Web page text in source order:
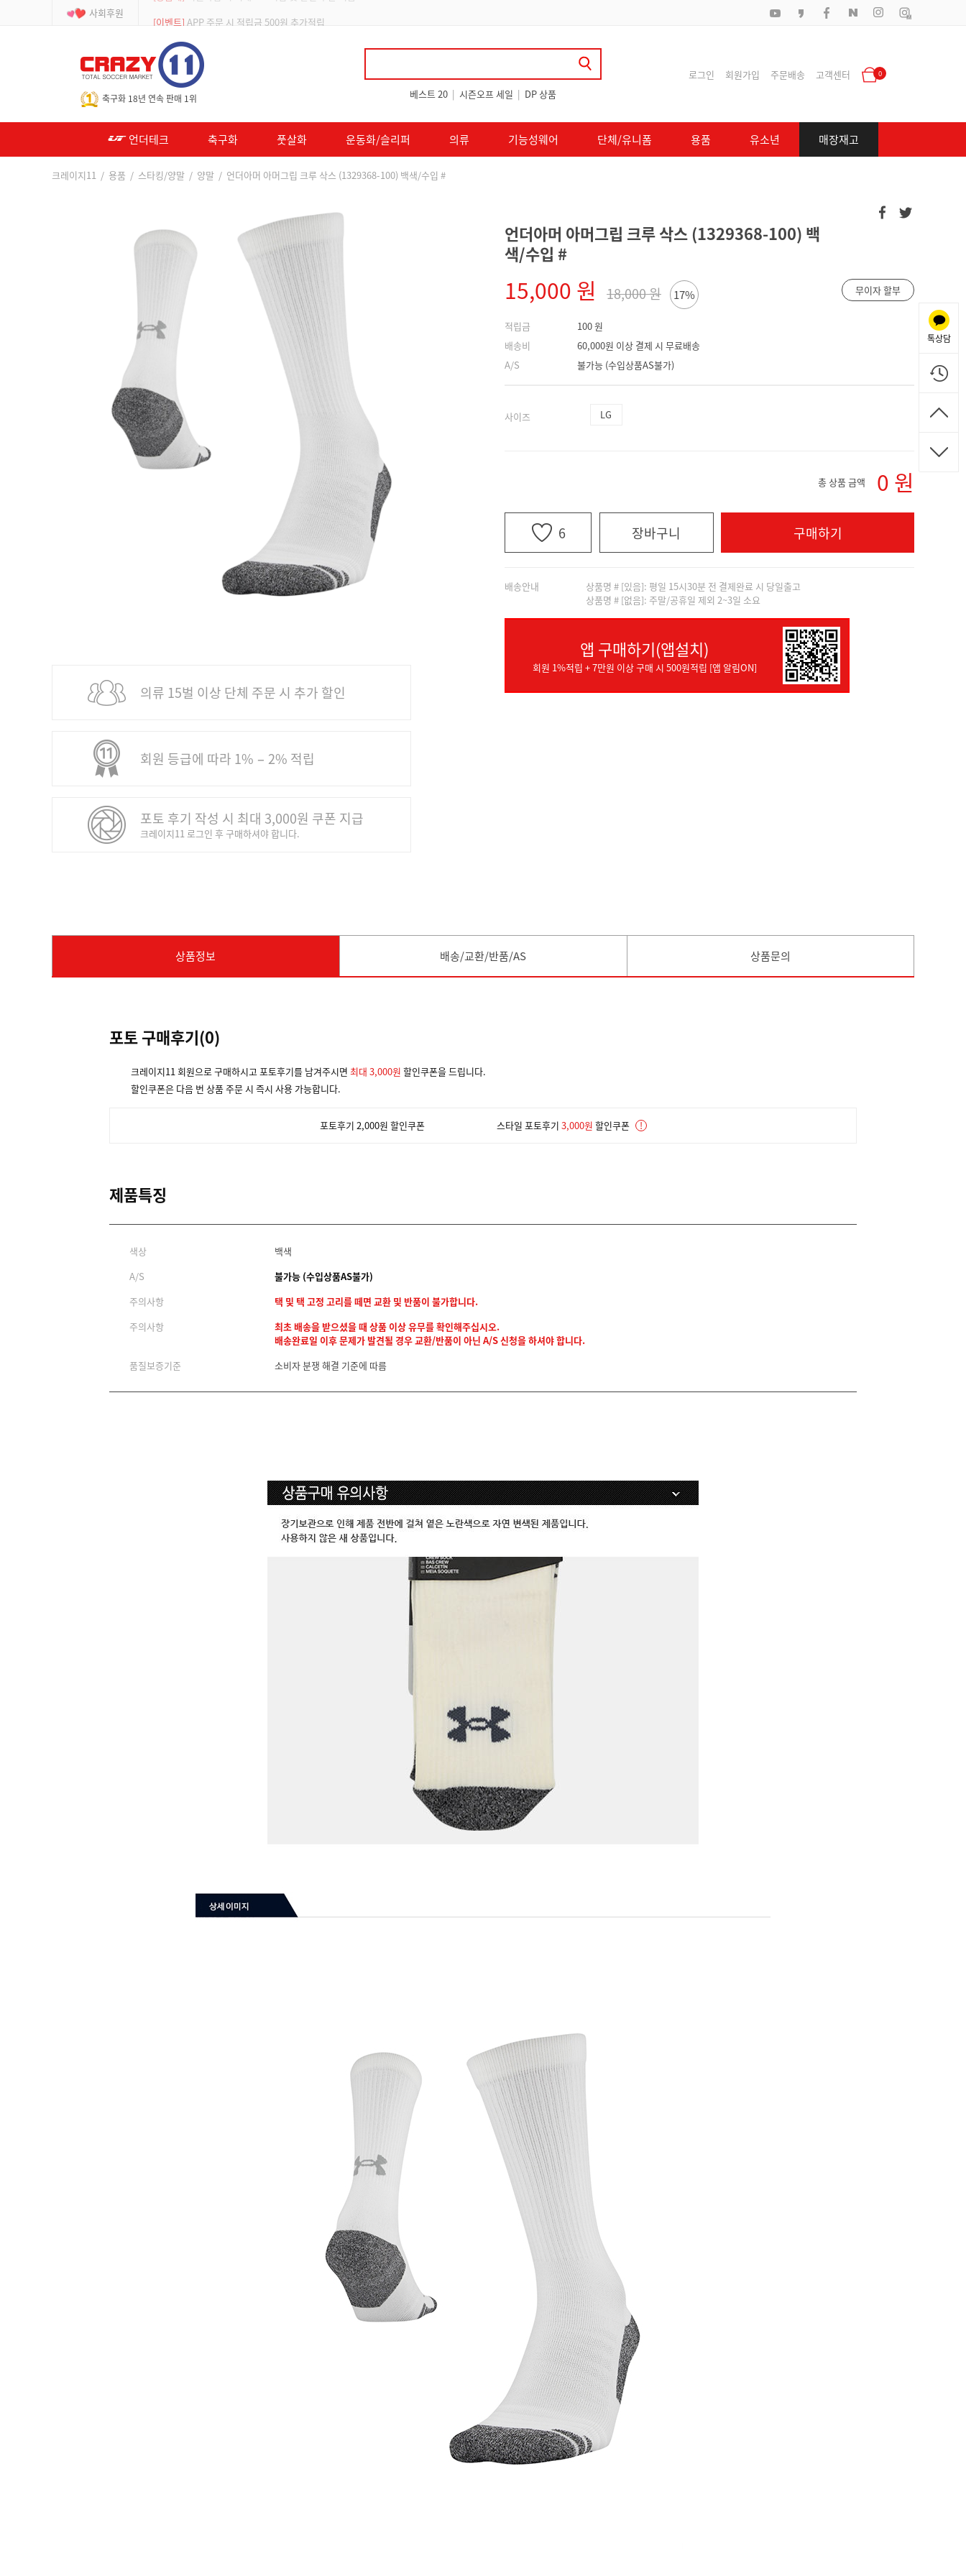
사회후원
축구화 18년 연속 판매 1위 베스트 20 | 시즌오프 세일 | DP 상품
로그인 회원가입 주문배송 고객센터 0
언더테크 축구화 풋살화 운동화/슬리퍼 의류 기능성웨어 단체/유니폼 용품 유소년 매장재고
크레이지11 / 용품 / 스타킹/양말 / 양말 / 언더아머 아머그립 크루 삭스 (1329368-100) 백색/수입 #
의류 15벌 이상 단체 주문 시 추가 할인
회원 등급에 따라 1% − 2% 적립
포토 후기 작성 시 최대 3,000원 쿠폰 지급
크레이지11 로그인 후 구매하셔야 합니다.
언더아머 아머그립 크루 삭스 (1329368-100) 백
색/수입 #
15,000 원 18,000 원 17% 무이자 할부
적립금
배송비
A/S
100 원
60,000원 이상 결제 시 무료배송
불가능 (수입상품AS불가)
사이즈 LG
총 상품 금액 0 원
6 장바구니 구매하기
배송안내
상품명 # [있음]: 평일 15시30분 전 결제완료 시 당일출고
상품명 # [없음]: 주말/공휴일 제외 2~3일 소요
앱 구매하기(앱설치)
회원 1%적립 + 7만원 이상 구매 시 500원적립 [앱 알림ON]
상품정보 배송/교환/반품/AS 상품문의
포토 구매후기(0)
크레이지11 회원으로 구매하시고 포토후기를 남겨주시면 최대 3,000원 할인쿠폰을 드립니다.
할인쿠폰은 다음 번 상품 주문 시 즉시 사용 가능합니다.
포토후기 2,000원 할인쿠폰 스타일 포토후기 3,000원 할인쿠폰 !
제품특징
색상
백색
A/S
불가능 (수입상품AS불가)
주의사항
택 및 택 고정 고리를 떼면 교환 및 반품이 불가합니다.
주의사항
최초 배송을 받으셨을 때 상품 이상 유무를 확인해주십시오.
배송완료일 이후 문제가 발견될 경우 교환/반품이 아닌 A/S 신청을 하셔야 합니다.
품질보증기준
소비자 분쟁 해결 기준에 따름
톡상담